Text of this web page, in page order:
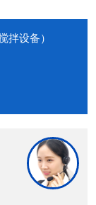
拌设备）